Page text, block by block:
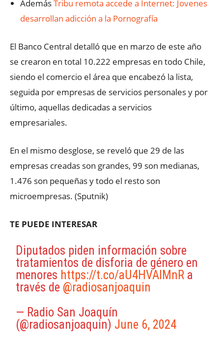
AdemásTribu remota accede a Internet: Jovenes
desarrollan adicción a la Pornografía
El Banco Central detalló que en marzo de este año
se crearon en total 10.222 empresas en todo Chile,
siendo el comercio el área que encabezó la lista,
seguida por empresas de servicios personales y por
último, aquellas dedicadas a servicios
empresariales.
En el mismo desglose, se reveló que 29 de las
empresas creadas son grandes, 99 son medianas,
1.476 son pequeñas y todo el resto son
microempresas. (Sputnik)
TE PUEDE INTERESAR
Diputados piden información sobre
tratamientos de disforia de género en
menores https://t.co/aU4HVAIMnR a
través de @radiosanjoaquin
— Radio San Joaquín
(@radiosanjoaquin) June 6, 2024